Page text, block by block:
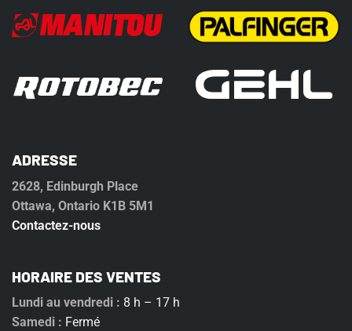
ADRESSE
2628, Edinburgh Place
Ottawa, Ontario K1B 5M1
Contactez-nous
HORAIRE DES VENTES
Lundi au vendredi : 8 h – 17 h
Samedi : Fermé